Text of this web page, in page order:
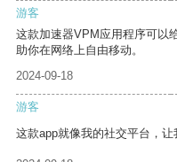
游客
这款加速器VPM应用程序可以
助你在网络上自由移动。
2024-09-18
游客
这款app就像我的社交平台，让